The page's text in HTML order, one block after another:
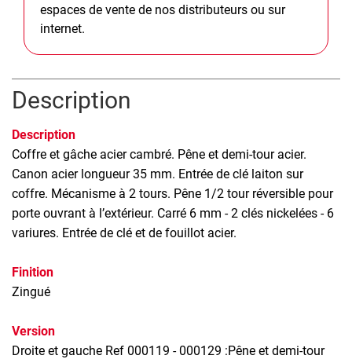
espaces de vente de nos distributeurs ou sur
internet.
Description
Description
Coffre et gâche acier cambré. Pêne et demi-tour acier.
Canon acier longueur 35 mm. Entrée de clé laiton sur
coffre. Mécanisme à 2 tours. Pêne 1/2 tour réversible pour
porte ouvrant à l’extérieur. Carré 6 mm - 2 clés nickelées - 6
variures. Entrée de clé et de fouillot acier.
Finition
Zingué
Version
Droite et gauche Ref 000119 - 000129 :Pêne et demi-tour